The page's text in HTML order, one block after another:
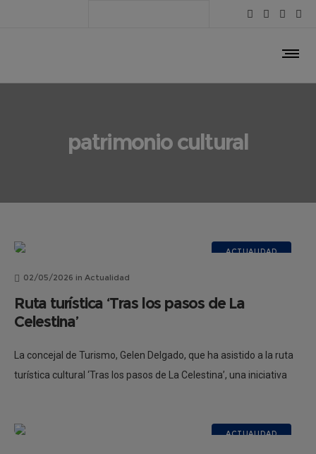
patrimonio cultural
ACTUALIDAD
02/05/2026 in Actualidad
Ruta turística ‘Tras los pasos de La
Celestina’
La concejal de Turismo, Gelen Delgado, que ha asistido a la ruta
turística cultural ‘Tras los pasos de La Celestina’, una iniciativa
ACTUALIDAD